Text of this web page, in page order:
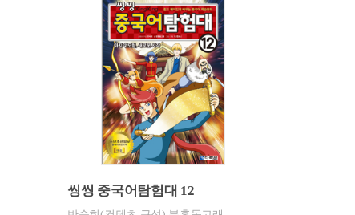
씽씽 중국어탐험대 12